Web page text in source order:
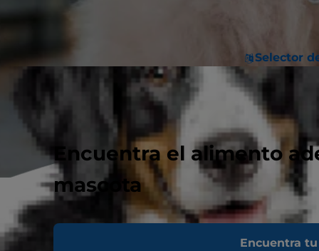
Selector
Encuentra el alimento
mascota
Encuentra
¿Qué se considera una raza de perro